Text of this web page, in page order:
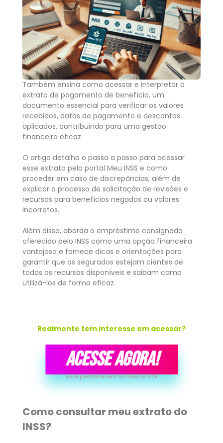
Também ensina como acessar e interpretar o
extrato de pagamento de benefício, um
documento essencial para verificar os valores
recebidos, datas de pagamento e descontos
aplicados, contribuindo para uma gestão
financeira eficaz.
O artigo detalha o passo a passo para acessar
esse extrato pelo portal Meu INSS e como
proceder em caso de discrepâncias, além de
explicar o processo de solicitação de revisões e
recursos para benefícios negados ou valores
incorretos.
Além disso, aborda o empréstimo consignado
oferecido pelo INSS como uma opção financeira
vantajosa e fornece dicas e orientações para
garantir que os segurados estejam cientes de
todos os recursos disponíveis e saibam como
utilizá-los de forma eficaz.
Realmente tem interesse em acessar?
ACESSE AGORA!
Você permanecerá no mesmo site
Como consultar meu extrato do
INSS?